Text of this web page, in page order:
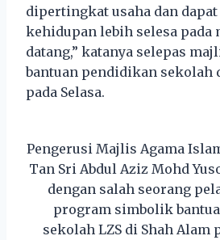
dipertingkat usaha dan
kehidupan lebih selesa pada
datang,” katanya selepas
bantuan pendidikan sekolah
pada Selasa.
Pengerusi Majlis Agama
Tan Sri Abdul Aziz Mohd
dengan salah seorang
program simbolik
sekolah LZS di Shah Alam